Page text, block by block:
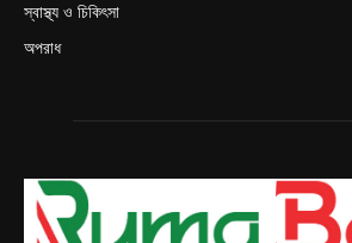
স্বাস্থ্য ও চিকিৎসা
অপরাধ